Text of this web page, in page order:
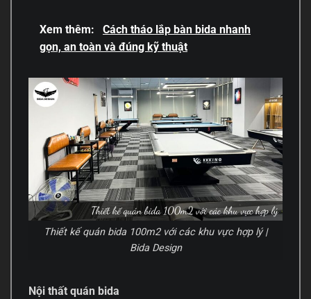
Xem thêm:
Cách tháo lắp bàn bida nhanh
gọn, an toàn và đúng kỹ thuật
Thiết kế quán bida 100m2 với các khu vực hợp lý |
Bida Design
Nội thất quán bida